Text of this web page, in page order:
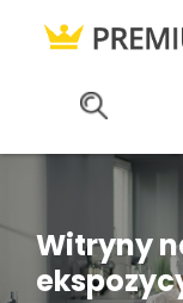
Witryny